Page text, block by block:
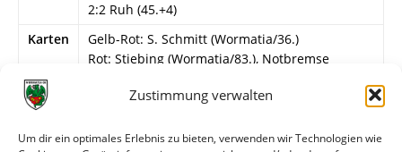
Zustimmung verwalten
Um dir ein optimales Erlebnis zu bieten, verwenden wir Technologien wie
2:2 Ruh (45.+4)
Karten
Gelb-Rot: S. Schmitt (Wormatia/36.)
Rot: Stiebing (Wormatia/83.), Notbremse
Info
1. Spieltag
Bätz – Linßen, Boba, Barber (46. Rostami),